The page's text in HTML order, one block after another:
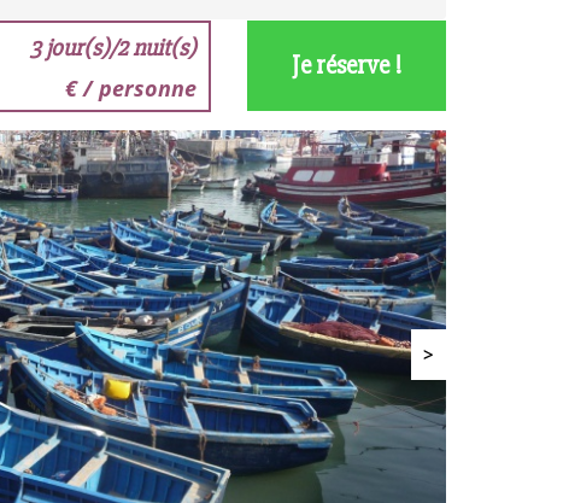
3 jour(s)/2 nuit(s)
€ / personne
Je réserve !
>